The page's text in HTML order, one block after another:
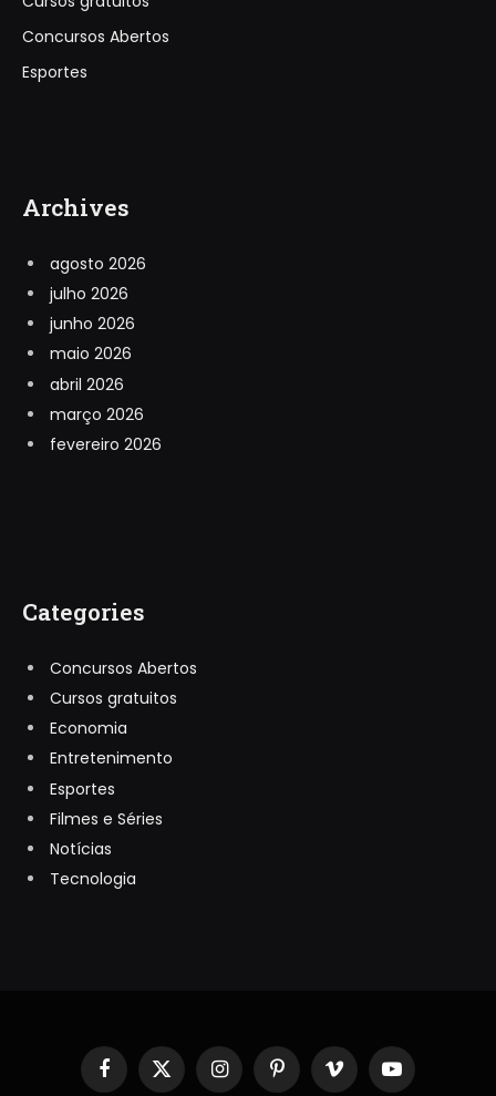
Concursos Abertos
Esportes
Archives
agosto 2026
julho 2026
junho 2026
maio 2026
abril 2026
março 2026
fevereiro 2026
Categories
Concursos Abertos
Cursos gratuitos
Economia
Entretenimento
Esportes
Filmes e Séries
Notícias
Tecnologia
Facebook
X
InstagramPinterestVimeo YouTube